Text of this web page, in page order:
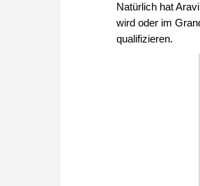
Natürlich hat
wird oder im
qualifizieren.